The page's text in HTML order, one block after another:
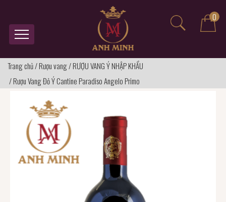
0
Trang chủ/Rượu vang/RƯỢU VANG Ý NHẬP KHẨU
/Rượu Vang Đỏ Ý Cantine Paradiso Angelo Primo